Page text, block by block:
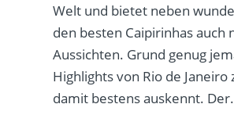
Welt und bietet neben
den besten Caipirinhas auch
Aussichten. Grund genug
Highlights von Rio de Janeiro
damit bestens auskennt.